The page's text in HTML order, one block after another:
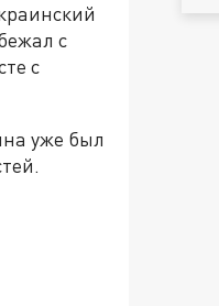
с
с
уже был